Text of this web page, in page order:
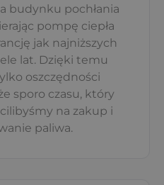
budynku pochłania
pompę ciepła
jak najniższych
lat. Dzięki temu
oszczędności
sporo czasu, który
na zakup i
paliwa.